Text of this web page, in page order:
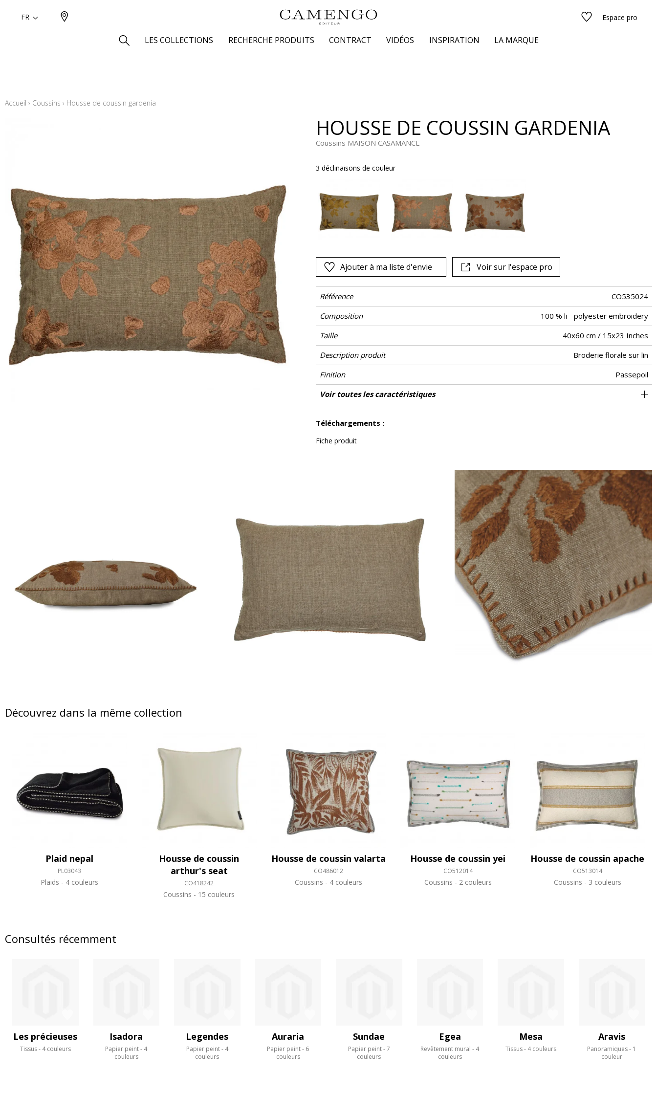
FR Espace pro
LES COLLECTIONS RECHERCHE PRODUITS
Lin
Polyester
Satin
Taffetas
Velours
Petits motifs
Bleu
Gris
Noir
Orange
Rose
Vert
Violet
CONTRACT VIDÉOS INSPIRATION LA MARQUE
Accueil › Coussins › Housse de coussin gardenia
HOUSSE DE COUSSIN GARDENIA
Coussins MAISON CASAMANCE
3 déclinaisons de couleur
Ajouter à ma liste d'envie Voir sur l'espace pro
Référence
CO535024
Composition
100 % li - polyester embroidery
Taille
40x60 cm / 15x23 Inches
Description produit
Broderie florale sur lin
Finition
Passepoil
Fermeture
Zippee invisible
Entretien
Pays d'origine Inde
Caractéristiques Outdoor
Voir toutes les caractéristiques
Téléchargements :
Fiche produit
Découvrez dans la même collection
Plaid nepal
PL03043
Plaids 4 couleurs
Housse de coussin
arthur's seat
CO418242
Coussins 15 couleurs
Housse de coussin valarta
CO486012
Coussins 4 couleurs
Housse de coussin yei
CO512014
Coussins 2 couleurs
Housse de coussin apache
CO513014
Coussins 3 couleurs
Consultés récemment
Les précieuses
Tissus 4 couleurs
Isadora
Papier peint
4
couleurs
Legendes
Papier peint
4
couleurs
Auraria
Papier peint
6
couleurs
Sundae
Papier peint
7
couleurs
Egea
Revêtement mural
4
couleurs
Mesa
Tissus 4 couleurs
Aravis
Panoramiques
1
couleur